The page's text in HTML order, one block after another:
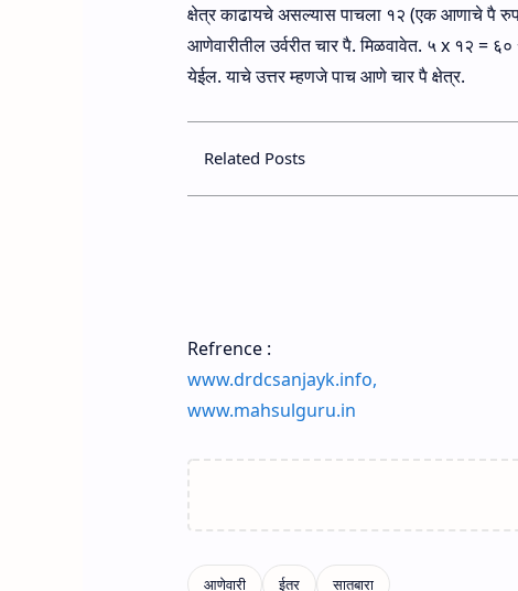
क्षेत्र काढायचे असल्‍यास पाचला १२ (एक आणाचे पै
आणेवारीतील उर्वरीत चार पै. मिळवावेत. ५ x १२
येईल. याचे उत्तर म्‍हणजे पाच आणे चार पै क्षेत्र.
Related Posts
Refrence :
www.drdcsanjayk.info,
www.mahsulguru.in